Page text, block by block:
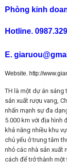
BIA NGOẠI
TRỐNG
Rượu Vang
VANG
Phòng kinh
Hotline.
E.
Website. http://
TH là một dự án sáng
sản xuất rượu vang,
nhấn mạnh sự đa
5.000 km với địa hình
khả năng nhiều khu
chủ yếu ở trung tâm
nhỏ các nhà sản xuất
cách để trở thành